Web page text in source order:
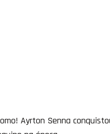
Ayrton Senna